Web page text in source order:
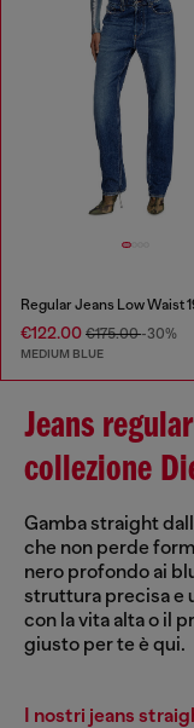
€122.00 €175.00-30%
MEDIUM BLUE
Jeans
collezione
Gamba straight
che non perde
nero profondo ai
struttura precisa e
con la vita alta o il
giusto per te è qui.
I nostri jeans